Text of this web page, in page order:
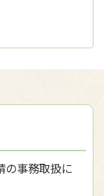
の事務取扱に